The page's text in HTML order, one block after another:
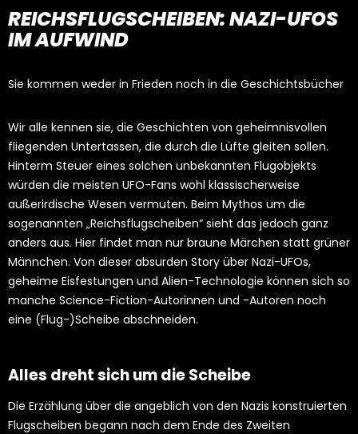
REICHSFLUGSCHEIBEN:NAZI-UFOS
IM AUFWIND
Sie kommen weder in Frieden noch in die Geschichtsbücher
Wir alle kennen sie, die Geschichten von geheimnisvollen
fliegenden Untertassen, die durch die Lüfte gleiten sollen.
Hinterm Steuer eines solchen unbekannten Flugobjekts
würden die meisten UFO-Fans wohl klassischerweise
außerirdische Wesen vermuten. Beim Mythos um die
sogenannten „Reichsflugscheiben“ sieht das jedoch ganz
anders aus. Hier findet man nur braune Märchen statt grüner
Männchen. Von dieser absurden Story über Nazi-UFOs,
geheime Eisfestungen und Alien-Technologie können sich so
manche Science-Fiction-Autorinnen und -Autoren noch
eine (Flug-)Scheibe abschneiden.
Alles dreht sich um die Scheibe
Die Erzählung über die angeblich von den Nazis konstruierten
Flugscheiben begann nach dem Ende des Zweiten